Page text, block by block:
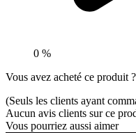
0 %
Vous avez acheté ce produit ?
(Seuls les clients ayant
Aucun avis clients sur ce
Vous pourriez aussi aimer